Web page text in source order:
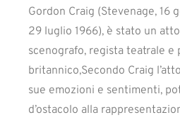
Gordon Craig (Stevenage, 16
29 luglio 1966), è stato un
scenografo, regista teatrale e
britannico,Secondo Craig
sue emozioni e sentimenti,
d’ostacolo alla